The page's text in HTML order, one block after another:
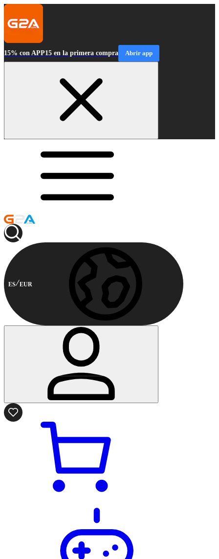
15% con APP15 en la primera compra Abrir app
ES EUR